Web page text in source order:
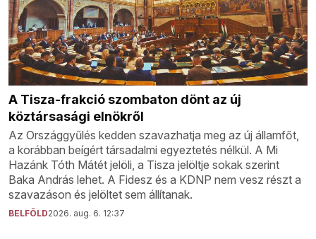
A Tisza-frakció szombaton dönt az új
köztársasági elnökről
Az Országgyűlés kedden szavazhatja meg az új államfőt,
a korábban beígért társadalmi egyeztetés nélkül. A Mi
Hazánk Tóth Mátét jelöli, a Tisza jelöltje sokak szerint
Baka András lehet. A Fidesz és a KDNP nem vesz részt a
szavazáson és jelöltet sem állítanak.
BELFÖLD2026. aug. 6. 12:37